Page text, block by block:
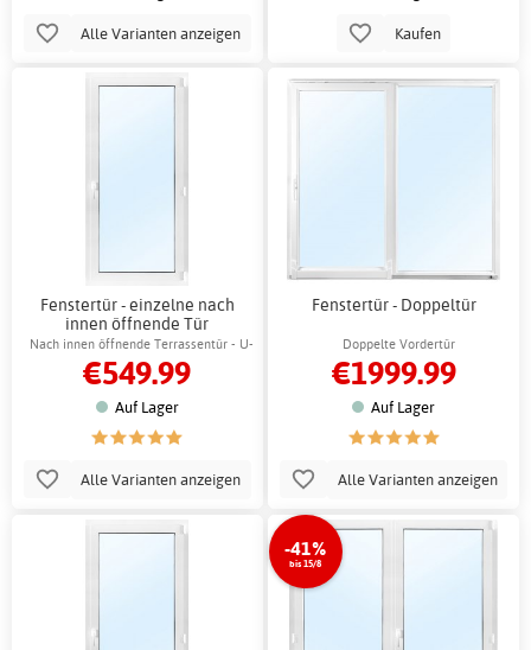
Alle Varianten anzeigen Kaufen
Fenstertür - einzelne nach
innen öffnende Tür
Nach innen öffnende Terrassentür - U-
Wert 0,96
€549.99
Auf Lager
Alle Varianten anzeigen
Fenstertür - Doppeltür
Doppelte Vordertür
€1999.99
Auf Lager
Alle Varianten anzeigen
-41%
bis 15/8